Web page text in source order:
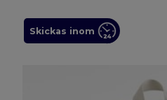
Skickas inom